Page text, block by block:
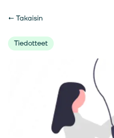
← Takaisin
Tiedotteet